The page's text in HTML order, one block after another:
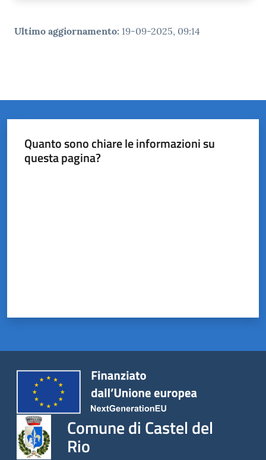
Ultimo aggiornamento: 19-09-2025, 09:14
Quanto sono chiare le informazioni su
questa pagina?
Comune di Castel del
Rio